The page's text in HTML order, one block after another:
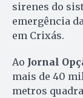
sirenes do
emergência
em Crixás.
Ao Jornal
mais de 40
metros